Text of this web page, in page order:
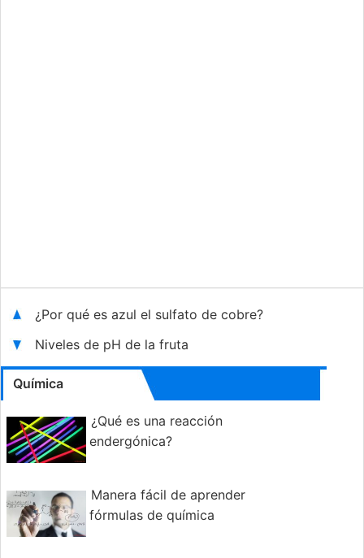
¿Por qué es azul el sulfato de cobre?
Niveles de pH de la fruta
Química
¿Qué es una reacción
endergónica?
Manera fácil de aprender
fórmulas de química